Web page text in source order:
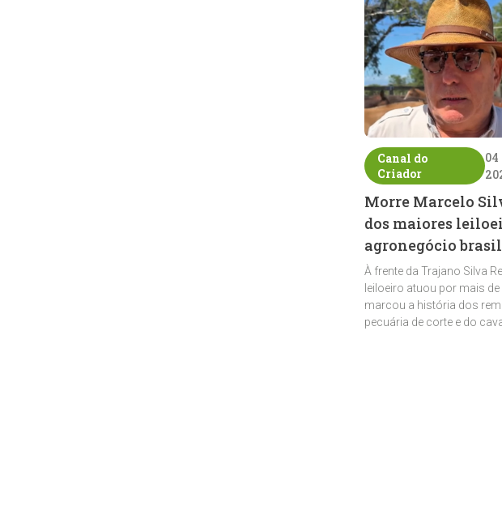
Canal do
Criador
04
Morre Marcelo
dos maiores
agronegócio
À frente da Trajano Silva
leiloeiro atuou por mais
marcou a história dos
pecuária de corte e do